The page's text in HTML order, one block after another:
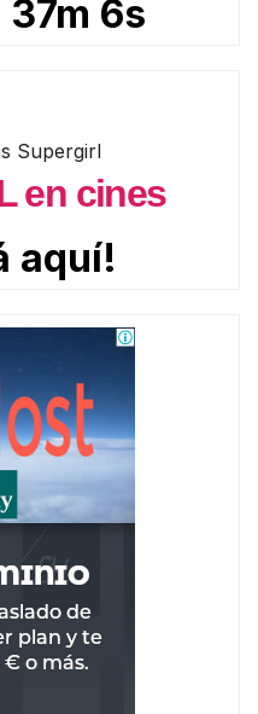
37m 5s
en cines
aquí!